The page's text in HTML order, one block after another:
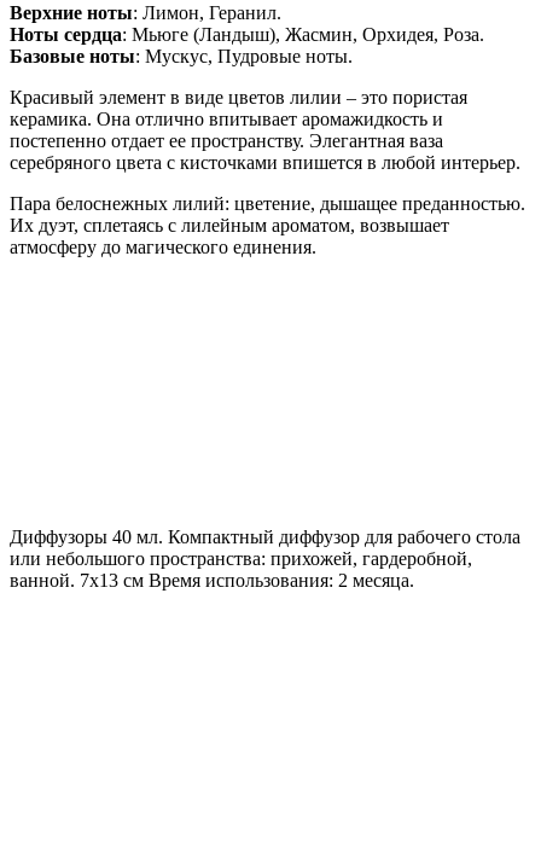
Верхние ноты: Лимон, Геранил.
Ноты сердца: Мьюге (Ландыш), Жасмин, Орхидея, Роза.
Базовые ноты: Мускус, Пудровые ноты.
Красивый элемент в виде цветов лилии – это пористая
керамика. Она отлично впитывает аромажидкость и
постепенно отдает ее пространству. Элегантная ваза
серебряного цвета с кисточками впишется в любой интерьер.
Пара белоснежных лилий: цветение, дышащее преданностью.
Их дуэт, сплетаясь с лилейным ароматом, возвышает
атмосферу до магического единения.
Диффузоры 40 мл. Компактный диффузор для рабочего стола
или небольшого пространства: прихожей, гардеробной,
ванной. 7х13 см Время использования: 2 месяца.